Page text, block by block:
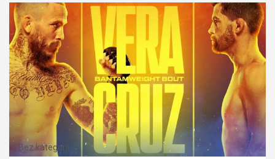
Bez kategorii